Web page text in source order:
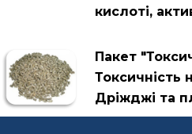
кислоті,
Пакет
Токсичність
Дріжджі та